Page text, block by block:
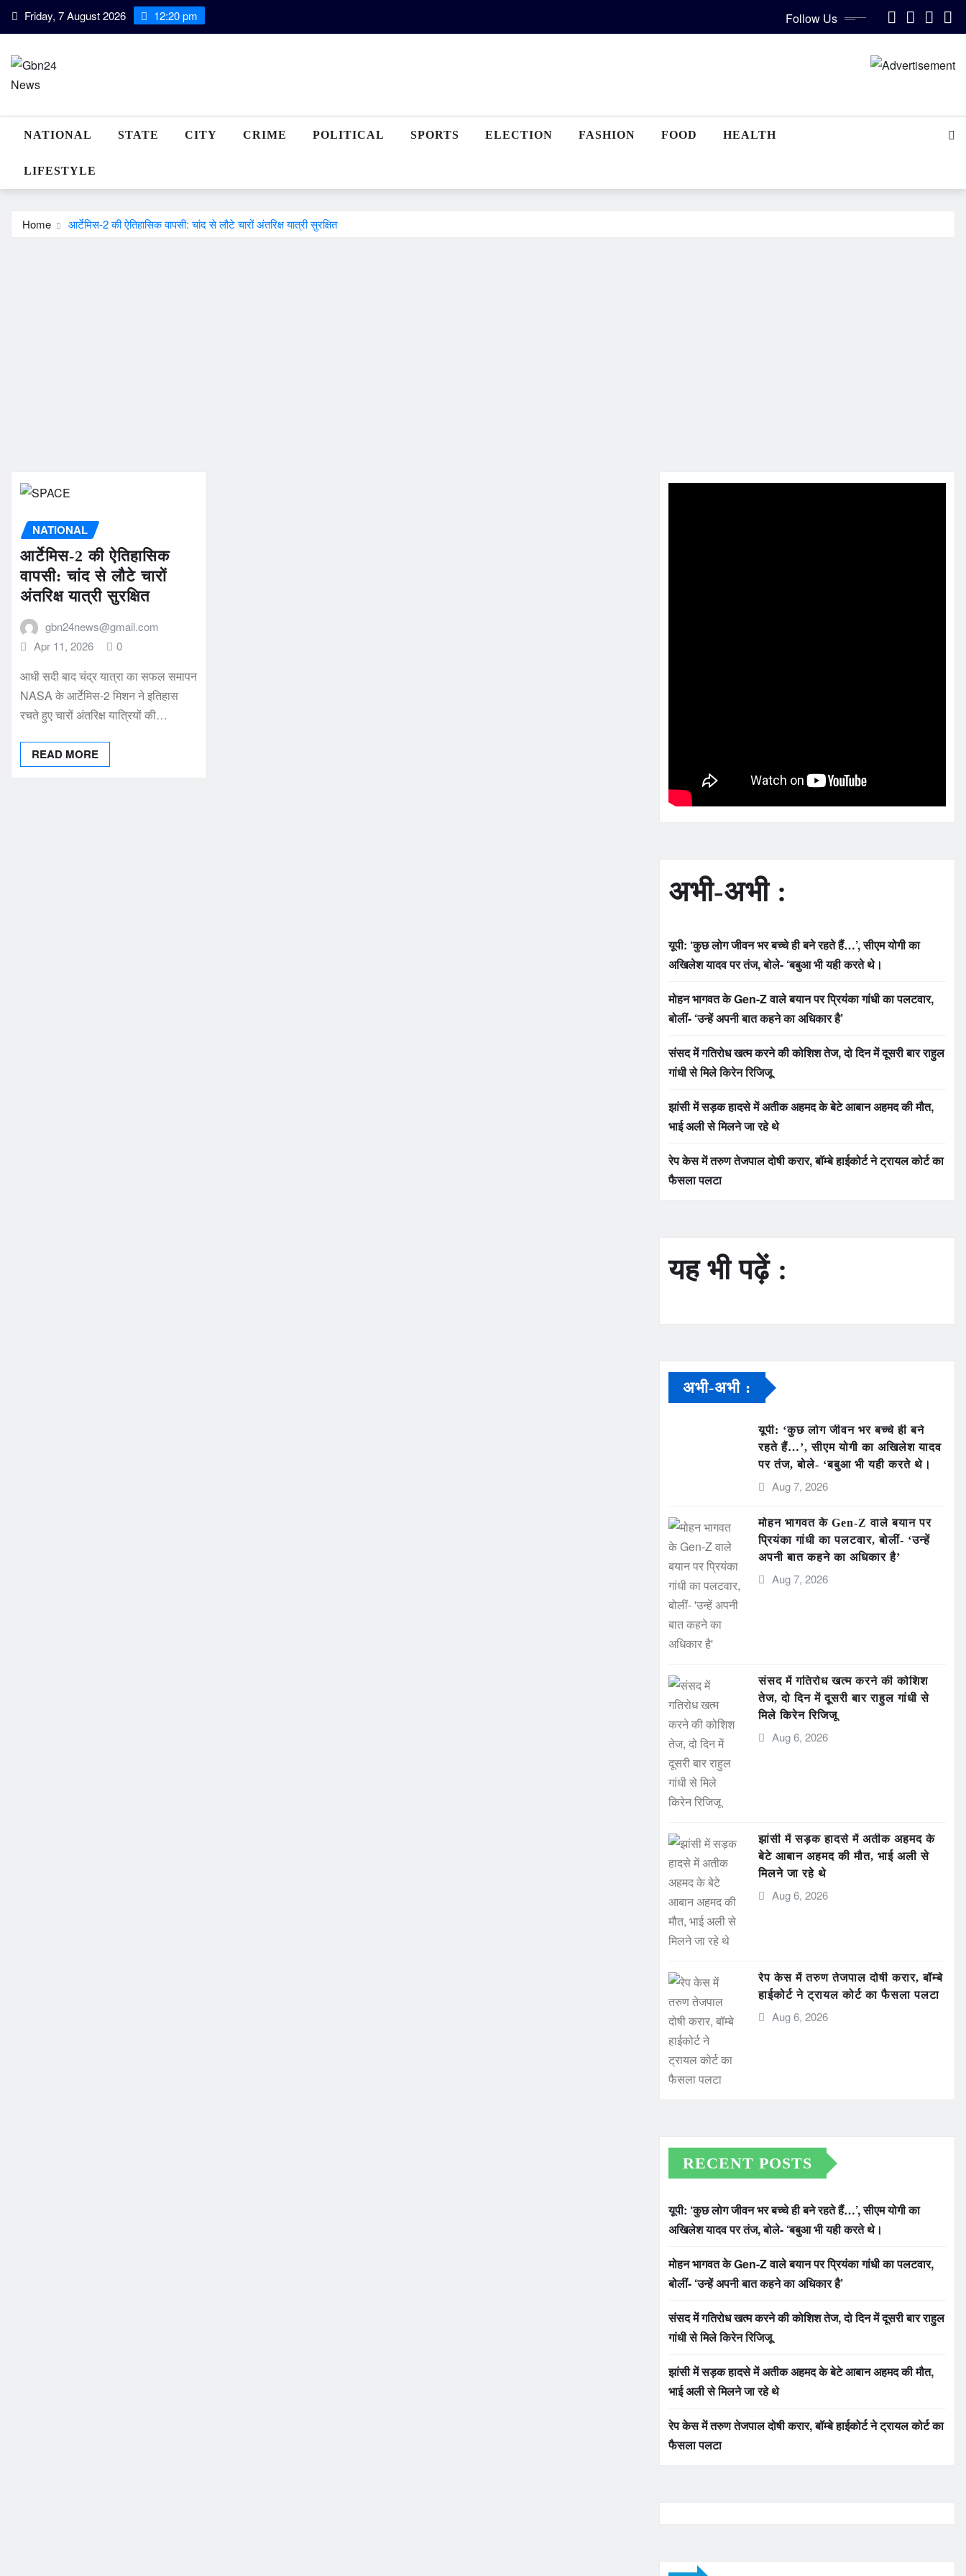
Skip Friday, 7 August 2026 12:20 pm Follow Us
NATIONAL STATE CITY CRIME POLITICAL SPORTS ELECTION FASHION FOOD HEALTH
LIFESTYLE
Home आर्टेमिस-2 की ऐतिहासिक वापसी: चांद से लौटे चारों अंतरिक्ष यात्री सुरक्षित
NATIONAL
आर्टेमिस-2 की ऐतिहासिक
वापसी: चांद से लौटे चारों
अंतरिक्ष यात्री सुरक्षित
gbn24news@gmail.com
Apr 11, 2026
0
आधी सदी बाद चंद्र यात्रा का सफल समापन
NASA के आर्टेमिस-2 मिशन ने इतिहास
रचते हुए चारों अंतरिक्ष यात्रियों की…
READ MORE
अभी-अभी :
यूपी: ‘कुछ लोग जीवन भर बच्चे ही बने रहते हैं…’, सीएम योगी का
अखिलेश यादव पर तंज, बोले- ‘बबुआ भी यही करते थे।
मोहन भागवत के Gen-Z वाले बयान पर प्रियंका गांधी का पलटवार,
बोलीं- ‘उन्हें अपनी बात कहने का अधिकार है’
संसद में गतिरोध खत्म करने की कोशिश तेज, दो दिन में दूसरी बार राहुल
गांधी से मिले किरेन रिजिजू
झांसी में सड़क हादसे में अतीक अहमद के बेटे आबान अहमद की मौत,
भाई अली से मिलने जा रहे थे
रेप केस में तरुण तेजपाल दोषी करार, बॉम्बे हाईकोर्ट ने ट्रायल कोर्ट का
फैसला पलटा
यह भी पढ़ें :
अभी-अभी :
यूपी: ‘कुछ लोग जीवन भर बच्चे ही बने
रहते हैं…’, सीएम योगी का अखिलेश यादव
पर तंज, बोले- ‘बबुआ भी यही करते थे।
Aug 7, 2026
मोहन भागवत के Gen-Z वाले बयान पर
प्रियंका गांधी का पलटवार, बोलीं- ‘उन्हें
अपनी बात कहने का अधिकार है’
Aug 7, 2026
संसद में गतिरोध खत्म करने की कोशिश
तेज, दो दिन में दूसरी बार राहुल गांधी से
मिले किरेन रिजिजू
Aug 6, 2026
झांसी में सड़क हादसे में अतीक अहमद के
बेटे आबान अहमद की मौत, भाई अली से
मिलने जा रहे थे
Aug 6, 2026
रेप केस में तरुण तेजपाल दोषी करार, बॉम्बे
हाईकोर्ट ने ट्रायल कोर्ट का फैसला पलटा
Aug 6, 2026
RECENT POSTS
यूपी: ‘कुछ लोग जीवन भर बच्चे ही बने रहते हैं…’, सीएम योगी का
अखिलेश यादव पर तंज, बोले- ‘बबुआ भी यही करते थे।
मोहन भागवत के Gen-Z वाले बयान पर प्रियंका गांधी का पलटवार,
बोलीं- ‘उन्हें अपनी बात कहने का अधिकार है’
संसद में गतिरोध खत्म करने की कोशिश तेज, दो दिन में दूसरी बार राहुल
गांधी से मिले किरेन रिजिजू
झांसी में सड़क हादसे में अतीक अहमद के बेटे आबान अहमद की मौत,
भाई अली से मिलने जा रहे थे
रेप केस में तरुण तेजपाल दोषी करार, बॉम्बे हाईकोर्ट ने ट्रायल कोर्ट का
फैसला पलटा